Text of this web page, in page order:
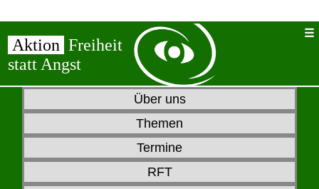
Aktion Freiheit
statt Angst
Über uns
Themen
Termine
RFT